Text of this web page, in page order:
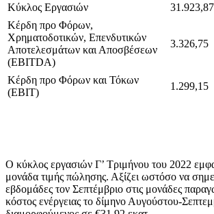
Κύκλος Εργασιών
31.923,87
Κέρδη προ Φόρων,
Χρηματοδοτικών, Επενδυτικών
Αποτελεσμάτων και Αποσβέσεων
(EBITDA)
3.326,75
Κέρδη προ Φόρων και Τόκων
(EBIT)
1.299,15
Ο κύκλος εργασιών Γ’ Τριμήνου του 2022
μονάδα τιμής πώλησης. Αξίζει ωστόσο να
εβδομάδες τον Σεπτέμβριο στις μονάδες
κόστος ενέργειας το δίμηνο Αυγούστου-